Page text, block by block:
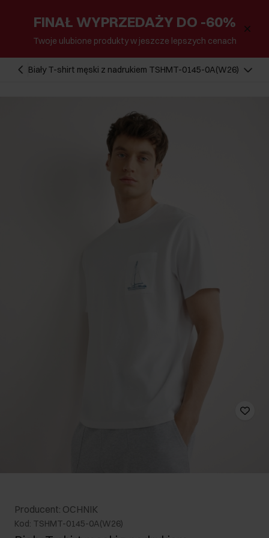
FINAŁ WYPRZEDAŻY DO -60%
Twoje ulubione produkty w jeszcze lepszych cenach
Biały T-shirt męski z nadrukiem TSHMT-0145-0A(W26)
Producent: OCHNIK
Kod: TSHMT-0145-0A(W26)